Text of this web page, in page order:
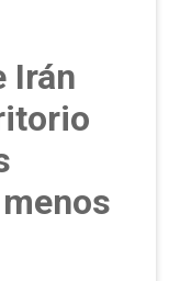
Irán